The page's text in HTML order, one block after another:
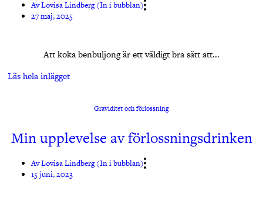
AvLovisa Lindberg (In i bubblan)
27 maj, 2025
Att koka benbuljong är ett väldigt bra sätt att...
Läs hela inlägget
Graviditet och förlossning
Min upplevelse av förlossningsdrinken
AvLovisa Lindberg (In i bubblan)
15 juni, 2023